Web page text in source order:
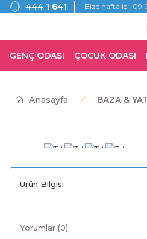
444 1 641 Bize hafta içi:
GENÇ ODASI ÇOCUK ODASI
Anasayfa BAZA &
Ürün Bilgisi
Yorumlar (0)